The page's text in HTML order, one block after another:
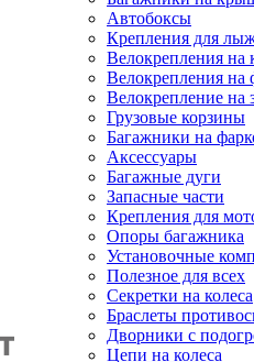
Автобоксы
Крепления для
Велокрепления
Велокрепления на
Велокрепление на
Грузовые корзины
Багажники на
Аксессуары
Багажные дуги
Запасные части
Крепления для
Опоры багажника
Установочные
Полезное для всех
Секретки на колеса
Браслеты
Дворники с
Цепи на колеса